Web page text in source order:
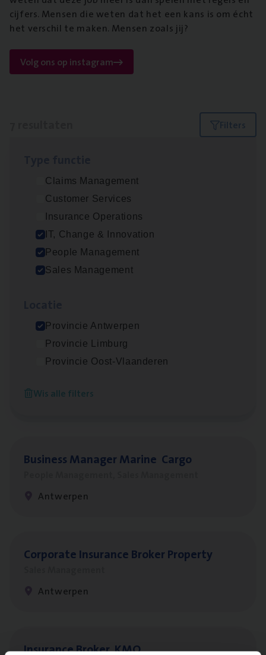
cijfers. Mensen die weten dat het een kans is om écht
het verschil te maken. Mensen zoals jij?
Volg ons op instagram
Filters
Claims Management
Customer Services
Insurance Operations
IT, Change & Innovation
People Management
Sales Management
Provincie Antwerpen
Provincie Limburg
Provincie Oost-Vlaanderen
Wis alle filters
Busi­ness Analyst
IT, Change & Innovation
Antwerpen
Insu­ran­ce Bro­ker Trans­port
(Agi­le)ITPro­ject Manager
Antwerpen
Busi­ness Mana­ger Mari­ne Cargo
Antwerpen
Cor­po­ra­te Insu­ran­ce Bro­ker Property
Antwerpen
Insu­ran­ce Bro­kerKMO